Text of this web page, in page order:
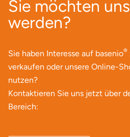
Wenn du unsicher bist, welches
den Gutschein so wählen, dass
Sie möchten
werden?
Sie haben Interesse auf basenio®
verkaufen oder unsere Online-
nutzen?
Kontaktieren Sie uns jetzt über
Bereich: